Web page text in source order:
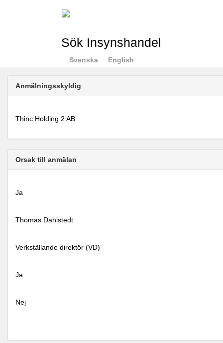
Sök Insynshandel
Svenska English
Anmälningsskyldig
Thinc Holding 2 AB
Orsak till anmälan
Ja
Thomas Dahlstedt
Verkställande direktör (VD)
Ja
Nej